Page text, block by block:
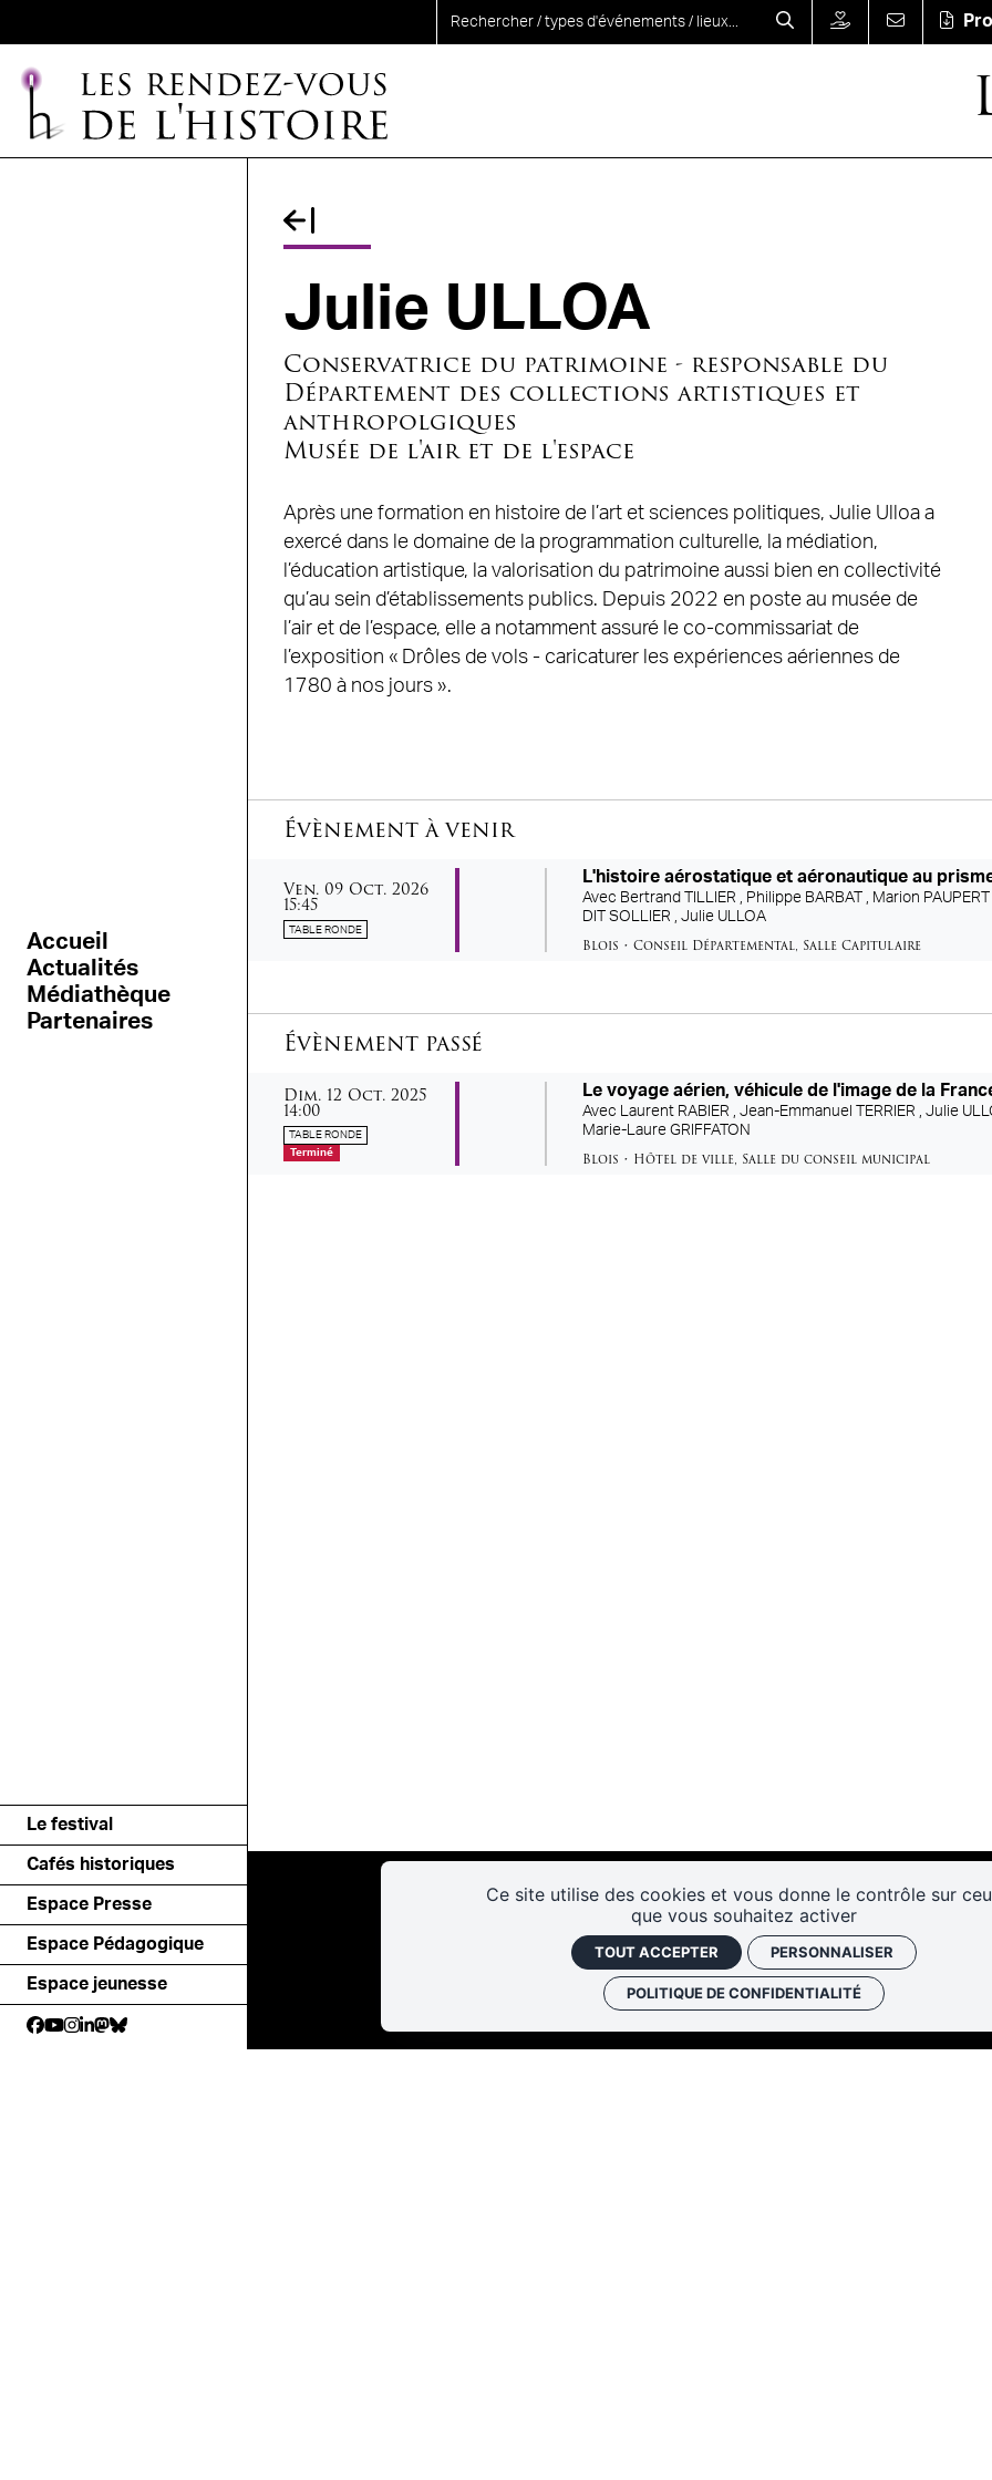
Ce site utilise des cookies et vous donne le contrôle sur
que vous souhaitez activer
TOUT ACCEPTER PERSONNALISER
POLITIQUE DE CONFIDENTIALITÉ
Accueil
Actualités
Médiathèque
Partenaires
Le festival
Cafés historiques
Espace Presse
Espace Pédagogique
Espace jeunesse
Fil d'Ariane
Julie ULLOA
Conservatrice du patrimoine - responsable du
Département des collections artistiques et
anthropolgiques
Musée de l'air et de l'espace
Après une formation en histoire de l’art et sciences politiques, Julie Ulloa a
exercé dans le domaine de la programmation culturelle, la médiation,
l’éducation artistique, la valorisation du patrimoine aussi bien en collectivité
qu’au sein d’établissements publics. Depuis 2022 en poste au musée de
l’air et de l’espace, elle a notamment assuré le co-commissariat de
l’exposition « Drôles de vols - caricaturer les expériences aériennes de
1780 à nos jours ».
Évènement à venir
vendredi
Ven. 09 octobre
Oct. 2026
15:45
TABLE RONDE
L'histoire aérostatique et aéronautique au
Avec Bertrand TILLIER , Philippe BARBAT ,
Marion
DIT SOLLIER ,Julie ULLOA
Blois •Conseil Départemental, Salle Capitulaire
Évènement passé
dimanche
Dim. 12 octobre
Oct. 2025
14:00
TABLE RONDE
Terminé
Le voyage aérien, véhicule de l'image de la
Avec Laurent RABIER ,Jean-Emmanuel TERRIER ,Julie
Marie-Laure GRIFFATON
Blois • Hôtel de ville, Salle du conseil municipal
Les cafés
historiques
Faire un don